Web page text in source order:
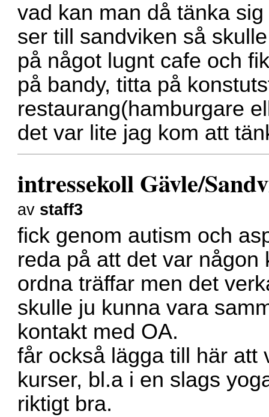
vad kan man då tänka
ser till sandviken så
på något lugnt cafe och
på bandy, titta på
restaurang(hamburgare
det var lite jag kom att
intressekoll Gävle/
av staff3
fick genom autism och
reda på att det var
ordna träffar men det
skulle ju kunna vara
kontakt med OA.
får också lägga till här att
kurser, bl.a i en slags
riktigt bra.